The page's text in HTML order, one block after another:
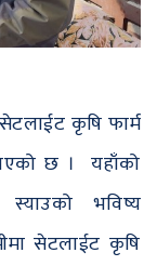
कृषि फार्म
भएको छ । यहाँको
भविष्य
सेटलाईट कृषि